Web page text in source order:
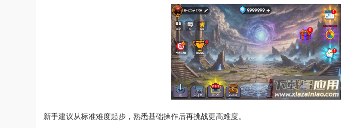
新手建议从标准难度起步，熟悉基础操作后再挑战更高难度。